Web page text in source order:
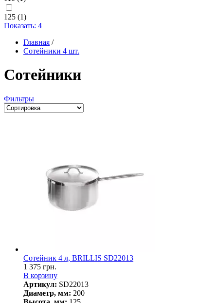
125 (1)
Показать: 4
Главная /
Сотейники 4 шт.
Сотейники
Фильтры
Сотейник 4 л, BRILLIS SD22013
1 375 грн.
В корзину
Артикул: SD22013
Диаметр, мм: 200